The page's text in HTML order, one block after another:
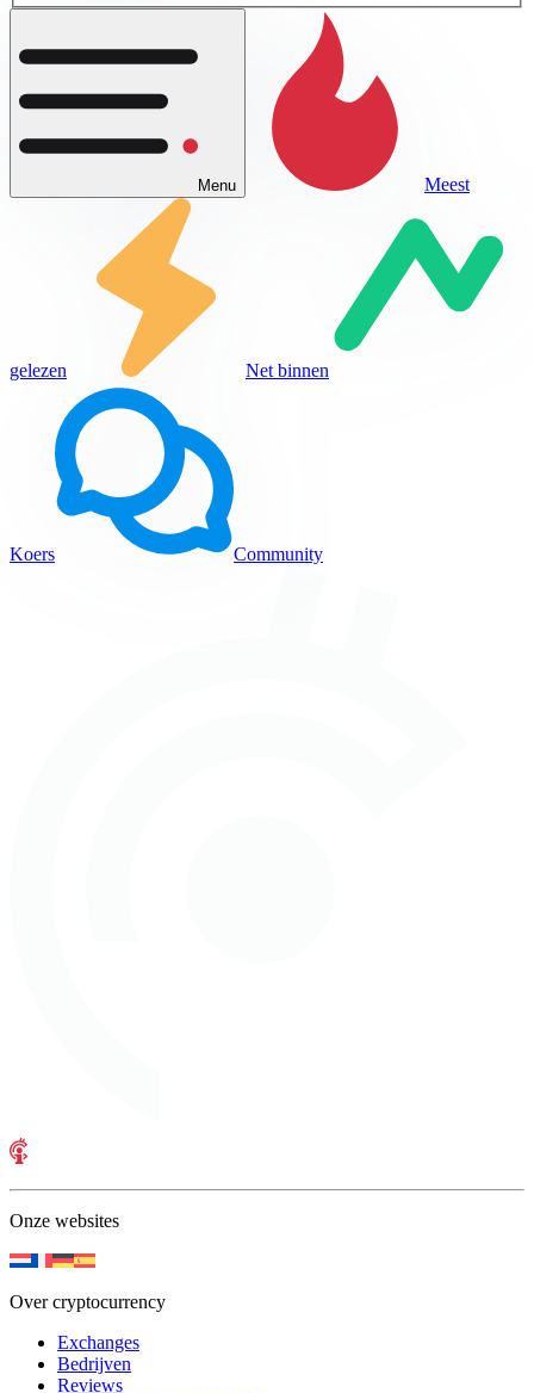
Menu Meest
gelezen Net binnen
Koers Community
Onze websites
Over cryptocurrency
Exchanges
Bedrijven
Reviews